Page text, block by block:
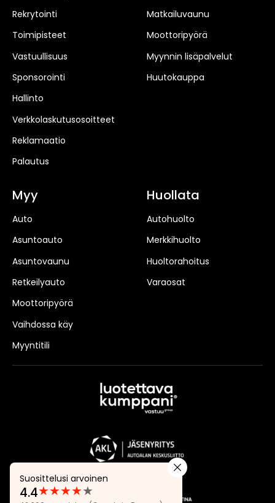
Suosittelusi arvoinen
Arvostelut:
★★★★★
4.4
Rekrytointi
Toimipisteet
Vastuullisuus
Sponsorointi
Hallinto
Verkkolaskutusosoitteet
Reklamaatio
Palautus
Matkailuvaunu
Moottoripyörä
Myynnin lisäpalvelut
Huutokauppa
Myy
Auto
Asuntoauto
Asuntovaunu
Retkeilyauto
Moottoripyörä
Vaihdossa käy
Myyntitili
Huollata
Autohuolto
Merkkihuolto
Huoltorahoitus
Varaosat